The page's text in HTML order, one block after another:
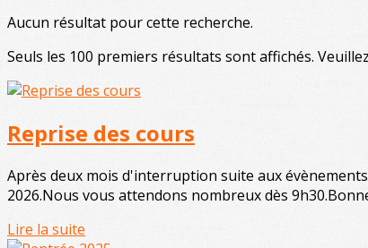
Aucun résultat pour cette recherche.
Seuls les 100 premiers résultats sont affichés.
Reprise des cours
Après deux mois d'interruption suite aux
2026.Nous vous attendons nombreux dès
Lire la suite